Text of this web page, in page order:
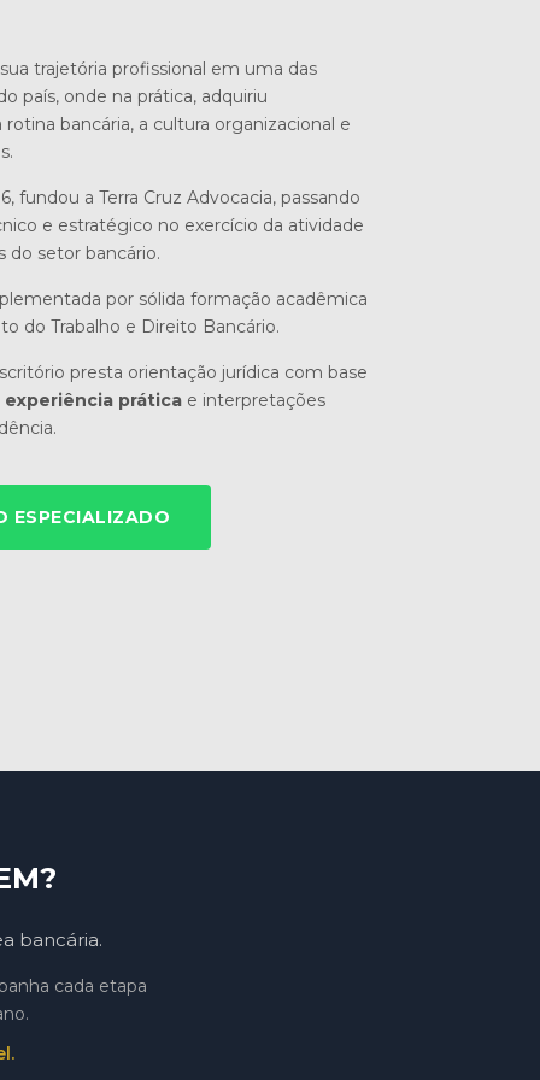
trajetória profissional em uma das
país, onde na prática, adquiriu
bancária, a cultura organizacional e
fundou a Terra Cruz Advocacia, passando
e estratégico no exercício da atividade
do setor bancário.
por sólida formação acadêmica
do Trabalho e Direito Bancário.
presta orientação jurídica com base
prática e interpretações
ESPECIALIZADO
bancária.
cada etapa